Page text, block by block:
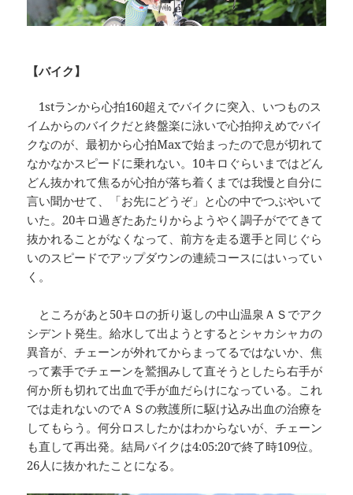
【バイク】
1stランから心拍160超えでバイクに突入、いつものス
イムからのバイクだと終盤楽に泳いで心拍抑えめでバイ
クなのが、最初から心拍Maxで始まったので息が切れて
なかなかスピードに乗れない。10キロぐらいまではどん
どん抜かれて焦るが心拍が落ち着くまでは我慢と自分に
言い聞かせて、「お先にどうぞ」と心の中でつぶやいて
いた。20キロ過ぎたあたりからようやく調子がでてきて
抜かれることがなくなって、前方を走る選手と同じぐら
いのスピードでアップダウンの連続コースにはいってい
く。
ところがあと50キロの折り返しの中山温泉ＡＳでアク
シデント発生。給水して出ようとするとシャカシャカの
異音が、チェーンが外れてからまってるではないか、焦
って素手でチェーンを鷲掴みして直そうとしたら右手が
何か所も切れて出血で手が血だらけになっている。これ
では走れないのでＡＳの救護所に駆け込み出血の治療を
してもらう。何分ロスしたかはわからないが、チェーン
も直して再出発。結局バイクは4:05:20で終了時109位。
26人に抜かれたことになる。